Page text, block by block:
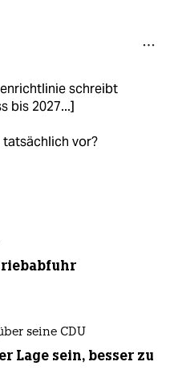
schreibt
bis 2027...]
vor?
seine CDU
Lage sein, besser zu